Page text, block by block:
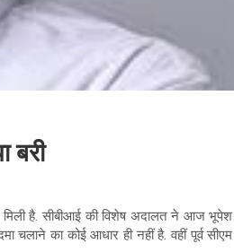
बरी
मिली है. सीबीआई की विशेष अदालत ने आज भूपेश
का कोई आधार ही नहीं है. वहीं पूर्व सीएम